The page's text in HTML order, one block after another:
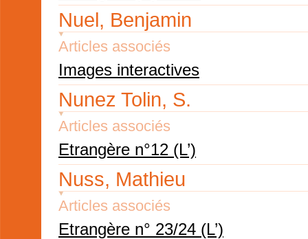
Nuel, Benjamin
Articles associés
Images interactives
Nunez Tolin, S.
Articles associés
Etrangère n°12 (L’)
Nuss, Mathieu
Articles associés
Etrangère n° 23/24 (L’)